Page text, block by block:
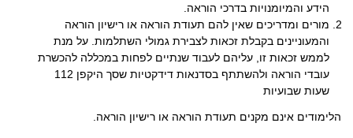
הידע והמיומנויות בדרכי הוראה.
מורים ומדריכים שאין להם תעודת הוראה או רישיון הוראה
והמעוניינים בקבלת זכאות לצבירת גמולי השתלמות. על מנת
לממש זכאות זו, עליהם לעבוד שנתיים לפחות במכללה להכשרת
עובדי הוראה ולהשתתף בסדנאות דידקטיות שסך היקפן 112
שעות שבועיות
הלימודים אינם מקנים תעודת הוראה או רישיון הוראה.